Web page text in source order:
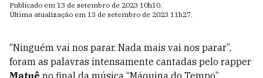
Publicado em 13 de setembro de 2023 10h10.
Última atualização em 13 de setembro de 2023 11h27.
“Ninguém vai nos parar. Nada mais vai nos parar”,
foram as palavras intensamente cantadas pelo rapper
Matuê no final da música “Máquina do Tempo”